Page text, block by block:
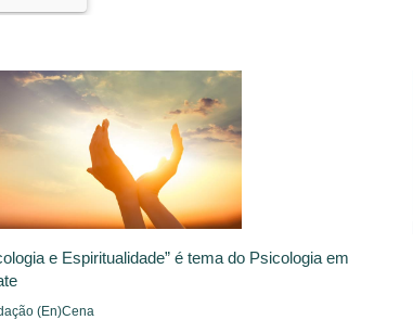
e Espiritualidade” é tema do Psicologia em
(En)Cena